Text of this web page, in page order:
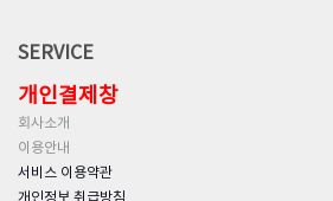
SERVICE
개인결제창
회사소개
이용안내
서비스 이용약관